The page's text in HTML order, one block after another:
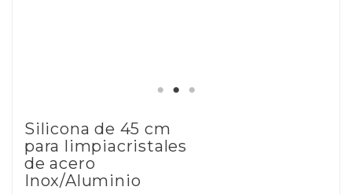
Silicona de 45 cm
para limpiacristales
de acero
Inox/Aluminio